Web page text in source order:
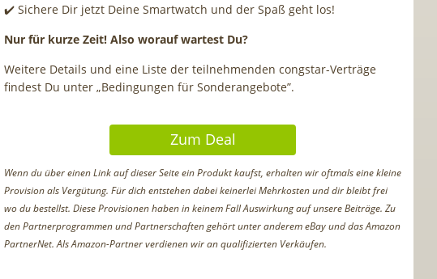
✔️ Sichere Dir jetzt Deine Smartwatch und der Spaß geht los!
Nur für kurze Zeit! Also worauf wartest Du?
Weitere Details und eine Liste der teilnehmenden congstar-Verträge
findest Du unter „Bedingungen für Sonderangebote”.
Zum Deal
Wenn du über einen Link auf dieser Seite ein Produkt kaufst, erhalten wir oftmals eine kleine
Provision als Vergütung. Für dich entstehen dabei keinerlei Mehrkosten und dir bleibt frei
wo du bestellst. Diese Provisionen haben in keinem Fall Auswirkung auf unsere Beiträge. Zu
den Partnerprogrammen und Partnerschaften gehört unter anderem eBay und das Amazon
PartnerNet. Als Amazon-Partner verdienen wir an qualifizierten Verkäufen.